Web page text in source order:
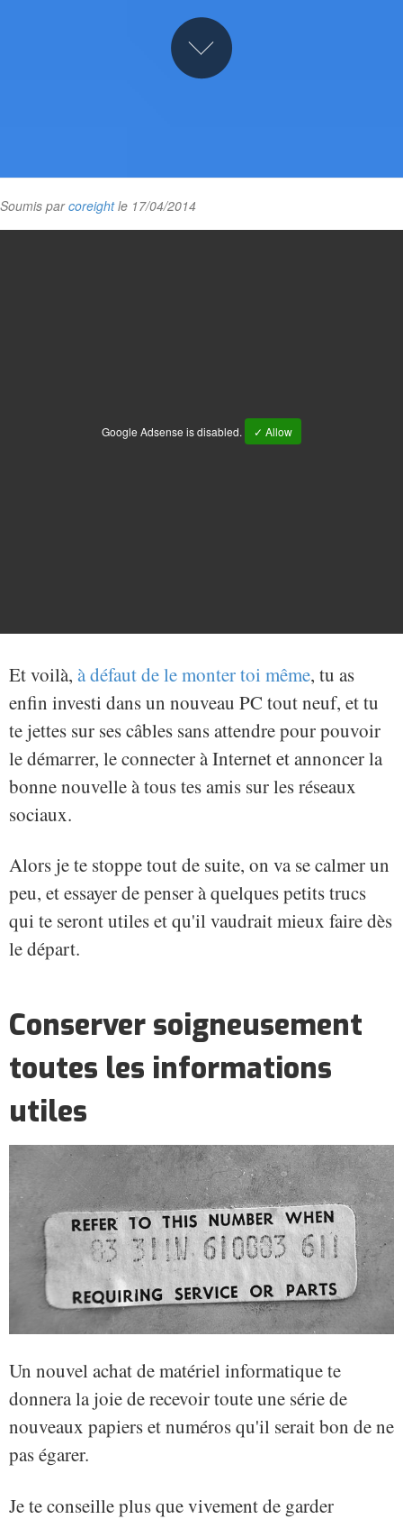
Soumis parcoreightle 17/04/2014
Google Adsense is disabled. ✓ Allow
Et voilà, à défaut de le monter toi même, tu as
enfin investi dans un nouveau PC tout neuf, et tu
te jettes sur ses câbles sans attendre pour pouvoir
le démarrer, le connecter à Internet et annoncer la
bonne nouvelle à tous tes amis sur les réseaux
sociaux.
Alors je te stoppe tout de suite, on va se calmer un
peu, et essayer de penser à quelques petits trucs
qui te seront utiles et qu'il vaudrait mieux faire dès
le départ.
Conserver soigneusement
toutes les informations
utiles
Un nouvel achat de matériel informatique te
donnera la joie de recevoir toute une série de
nouveaux papiers et numéros qu'il serait bon de ne
pas égarer.
Je te conseille plus que vivement de garder